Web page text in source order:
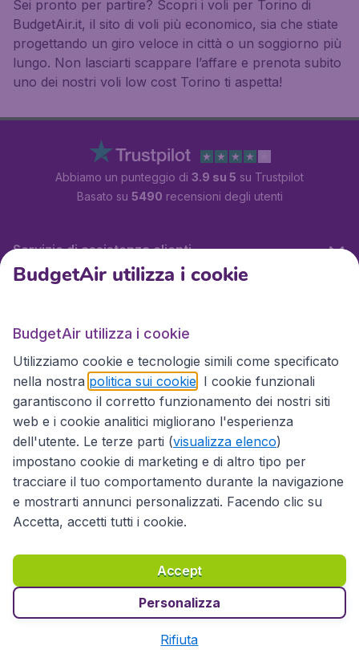
Sei pronto per partire? Scopri i voli per Torino di
BudgetAir.it, il sito di voli più economico, sia che stiate
progettando un giro veloce in città o un soggiorno più
lungo. Non lasciarti scappare l’affare e prenota subito
uno dei nostri voli low cost Torino ti aspetta!
Abbiamo un punteggio di 3.9 su 5 su Trustpilot
Basato su 5490 recensioni degli utenti
Servizio di assistenza clienti
Siti internazionali
Esonero di responsabilità
Diritto d'autore © 2026
BudgetAir utilizza i cookie
BudgetAir utilizza i cookie
Utilizziamo cookie e tecnologie simili come specificato
nella nostra politica sui cookie . I cookie funzionali
garantiscono il corretto funzionamento dei nostri siti
web e i cookie analitici migliorano l'esperienza
dell'utente. Le terze parti (visualizza elenco)
impostano cookie di marketing e di altro tipo per
tracciare il tuo comportamento durante la navigazione
e mostrarti annunci personalizzati. Facendo clic su
Accetta, accetti tutti i cookie.
Accept
Personalizza
Rifiuta